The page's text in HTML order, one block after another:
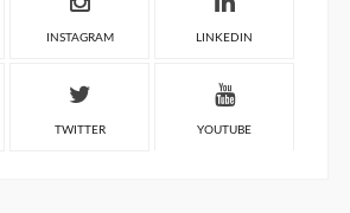
INSTAGRAM LINKEDIN
TWITTER YOUTUBE